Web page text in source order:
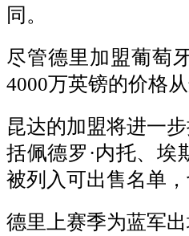
同。
尽管德里加盟葡萄
4000万英镑的价格
昆达的加盟将进一
括佩德罗·内托、埃
被列入可出售名单
德里上赛季为蓝军